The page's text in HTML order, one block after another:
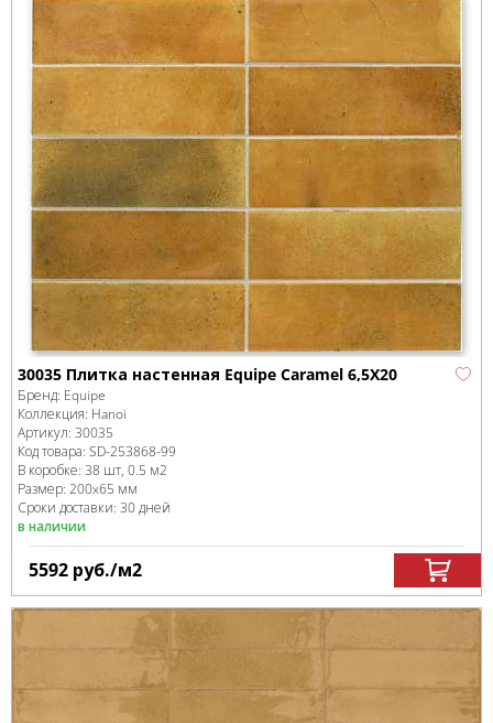
30035 Плитка настенная Equipe Caramel 6,5X20
Бренд: Equipe
Коллекция: Hanoi
Артикул: 30035
Код товара: SD-253868-99
В коробке: 38 шт, 0.5 м2
Размер: 200x65 мм
Сроки доставки: 30 дней
в наличии
5592 руб./м2